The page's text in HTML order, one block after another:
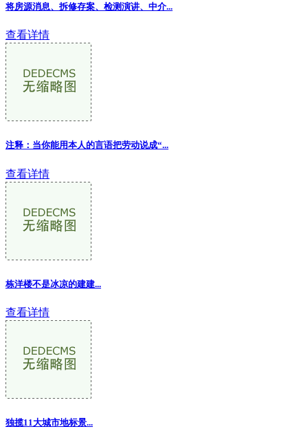
将房源消息、拆修存案、检测演讲、中介...
查看详情
注释：当你能用本人的言语把劳动说成“...
查看详情
栋洋楼不是冰凉的建建...
查看详情
独揽11大城市地标景...